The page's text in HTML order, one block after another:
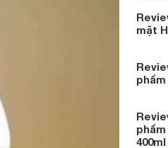
mặt
400ml